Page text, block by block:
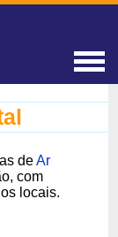
deAr
com
locais.